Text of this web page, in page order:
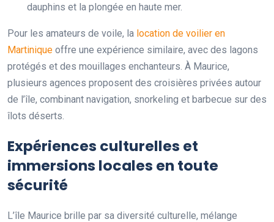
dauphins et la plongée en haute mer.
Pour les amateurs de voile, la location de voilier en
Martinique offre une expérience similaire, avec des lagons
protégés et des mouillages enchanteurs. À Maurice,
plusieurs agences proposent des croisières privées autour
de l’île, combinant navigation, snorkeling et barbecue sur des
îlots déserts.
Expériences culturelles et
immersions locales en toute
sécurité
L’île Maurice brille par sa diversité culturelle, mélange